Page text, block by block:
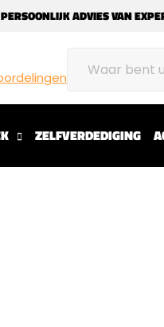
PERSOONLIJK ADVIES VAN
ZELFVERDEDIGING